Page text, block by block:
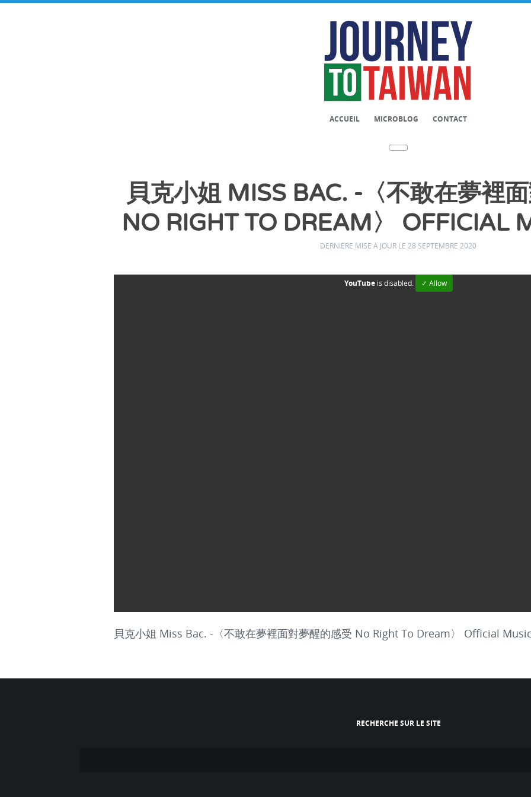
ACCUEIL MICROBLOG CONTACT
貝克小姐 MISS BAC. -〈不敢在夢裡
NO RIGHT TO DREAM〉 OFFICIAL
DERNIÈRE MISE À JOUR LE 28 SEPTEMBRE 2020
YouTubeis disabled. ✓ Allow
貝克小姐 Miss Bac. -〈不敢在夢裡面對夢醒的感受 No Right To Dream〉 Official
RECHERCHE SUR LE SITE